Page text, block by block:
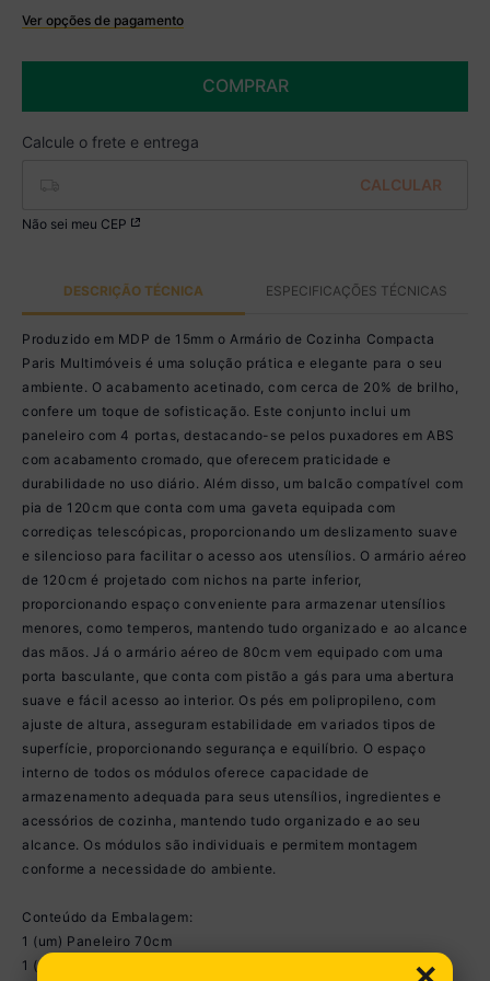
Ver opções de pagamento
R$ 1.234,99 à vista no BoletoCOMPRAR
Não sei meu CEP
DESCRIÇÃO TÉCNICA ESPECIFICAÇÕES TÉCNICAS
Produzido em MDP de 15mm o Armário de Cozinha Compacta
Paris Multimóveis é uma solução prática e elegante para o seu
ambiente. O acabamento acetinado, com cerca de 20% de brilho,
confere um toque de sofisticação. Este conjunto inclui um
paneleiro com 4 portas, destacando-se pelos puxadores em ABS
com acabamento cromado, que oferecem praticidade e
durabilidade no uso diário. Além disso, um balcão compatível com
pia de 120cm que conta com uma gaveta equipada com
corrediças telescópicas, proporcionando um deslizamento suave
e silencioso para facilitar o acesso aos utensílios. O armário aéreo
de 120cm é projetado com nichos na parte inferior,
proporcionando espaço conveniente para armazenar utensílios
menores, como temperos, mantendo tudo organizado e ao alcance
das mãos. Já o armário aéreo de 80cm vem equipado com uma
porta basculante, que conta com pistão a gás para uma abertura
suave e fácil acesso ao interior. Os pés em polipropileno, com
ajuste de altura, asseguram estabilidade em variados tipos de
superfície, proporcionando segurança e equilíbrio. O espaço
interno de todos os módulos oferece capacidade de
armazenamento adequada para seus utensílios, ingredientes e
acessórios de cozinha, mantendo tudo organizado e ao seu
alcance. Os módulos são individuais e permitem montagem
conforme a necessidade do ambiente.
Conteúdo da Embalagem:
1 (um) Paneleiro 70cm
1 (um) Balcão 120cm sem tampo